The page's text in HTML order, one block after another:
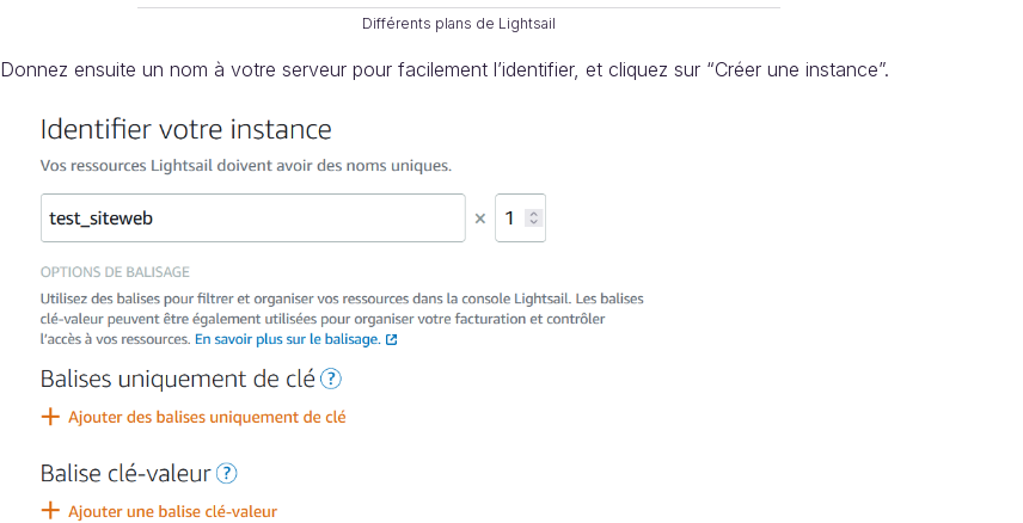
Différents plans de Lightsail
Donnez ensuite un nom à votre serveur pour facilement l’identifier, et cliquez sur “Créer une instance”.